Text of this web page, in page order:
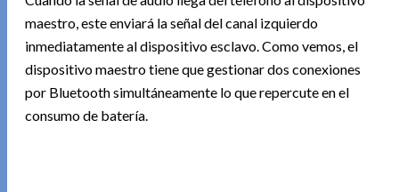
maestro, este enviará la señal del canal izquierdo
inmediatamente al dispositivo esclavo. Como vemos, el
dispositivo maestro tiene que gestionar dos conexiones
por Bluetooth simultáneamente lo que repercute en el
consumo de batería.